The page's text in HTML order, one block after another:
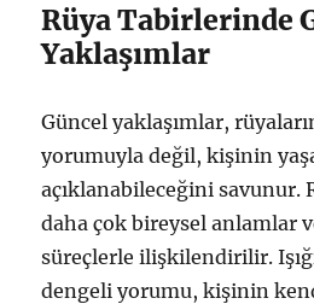
Rüya Tabirlerinde
Yaklaşımlar
Güncel yaklaşımlar,
yorumuyla değil, kişinin
açıklanabileceğini savunur.
daha çok bireysel anlamlar
süreçlerle ilişkilendirilir.
dengeli yorumu, kişinin